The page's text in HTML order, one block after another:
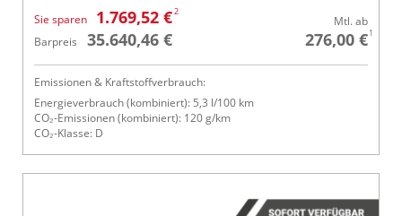
Sie sparen 1.769,52 €2
Barpreis 35.640,46 €
Mtl. ab
276,00 €1
Emissionen & Kraftstoffverbrauch:
Energieverbrauch (kombiniert): 5,3 l/100 km
CO₂-Emissionen (kombiniert): 120 g/km
CO₂-Klasse: D